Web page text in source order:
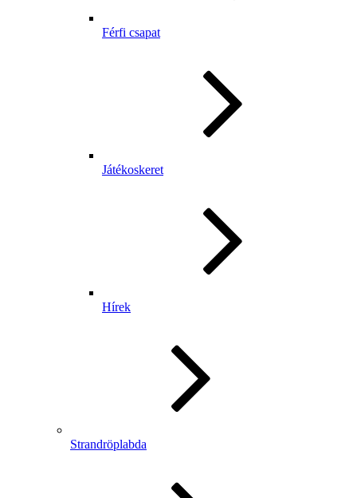
Férfi csapat
Játékoskeret
Hírek
Strandröplabda